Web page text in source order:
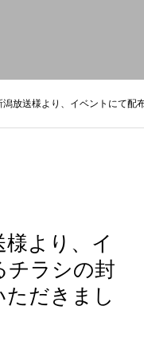
潟放送様より、イベントにて配
より、イ
チラシの封
ただきまし